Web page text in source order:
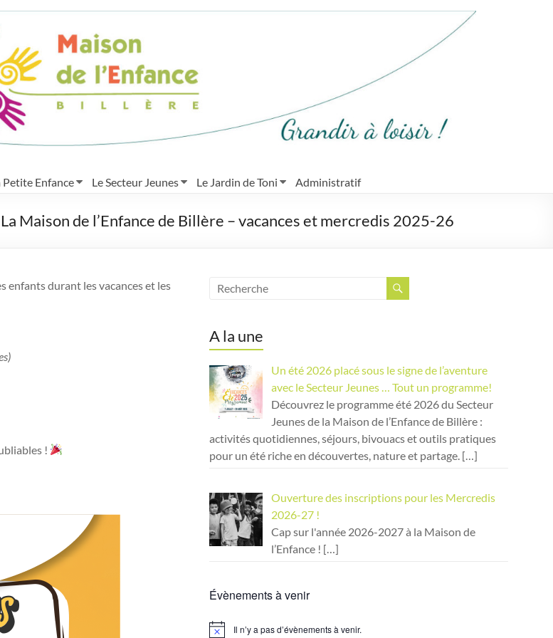
Petite Enfance Le Secteur Jeunes Le Jardin de Toni Administratif
Maison de l’Enfance de Billère – vacances et mercredis 2025-26
enfants durant les vacances et les
!
A la une
Un été 2026 placé sous le signe de l’aventure
avec le Secteur Jeunes … Tout un programme!
Découvrez le programme été 2026 du Secteur
Jeunes de la Maison de l’Enfance de Billère :
activités quotidiennes, séjours, bivouacs et outils pratiques
pour un été riche en découvertes, nature et partage. […]
Ouverture des inscriptions pour les Mercredis
2026-27 !
Cap sur l'année 2026-2027 à la Maison de
l’Enfance ! […]
Évènements à venir
N
Il n’y a pas d’évènements à venir.